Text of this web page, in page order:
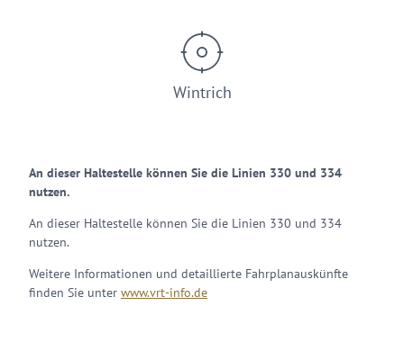
Wintrich
An dieser Haltestelle können Sie die Linien 330 und 334
nutzen.
An dieser Haltestelle können Sie die Linien 330 und 334
nutzen.
Weitere Informationen und detaillierte Fahrplanauskünfte
finden Sie unter www.vrt-info.de